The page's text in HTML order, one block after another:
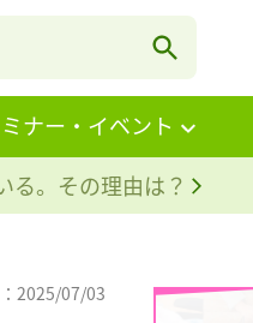
ナー・イベント
。その理由は？
2025/07/03